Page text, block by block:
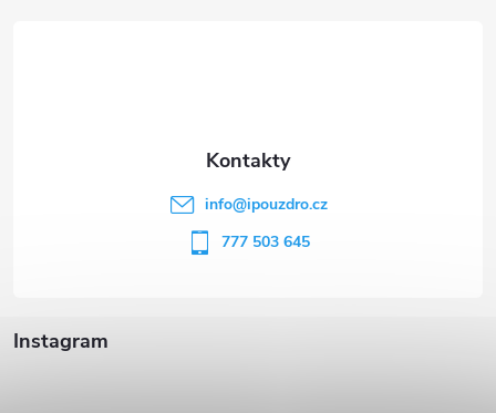
Instagram
info@ipouzdro.cz
777 503 645